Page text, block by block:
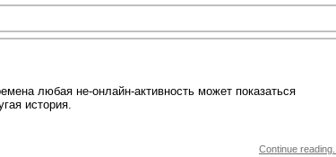
любая не-онлайн-активность может показаться
история.
Continue reading...